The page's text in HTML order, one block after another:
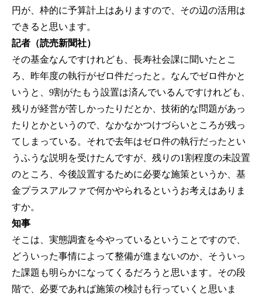
円が、枠的に予算計上はありますので、その辺の活用は
できると思います。
記者（読売新聞社）
その基金なんですけれども、長寿社会課に聞いたとこ
ろ、昨年度の執行がゼロ件だったと。なんでゼロ件かと
いうと、9割がたもう設置は済んでいるんですけれども、
残りが経営が苦しかったりだとか、技術的な問題があっ
たりとかというので、なかなかつけづらいところが残っ
てしまっている。それで去年はゼロ件の執行だったとい
うふうな説明を受けたんですが、残りの1割程度の未設置
のところ、今後設置するために必要な施策というか、基
金プラスアルファで何かやられるというお考えはありま
すか。
知事
そこは、実態調査を今やっているということですので、
どういった事情によって整備が進まないのか、そういっ
た課題も明らかになってくるだろうと思います。その段
階で、必要であれば施策の検討も行っていくと思いま